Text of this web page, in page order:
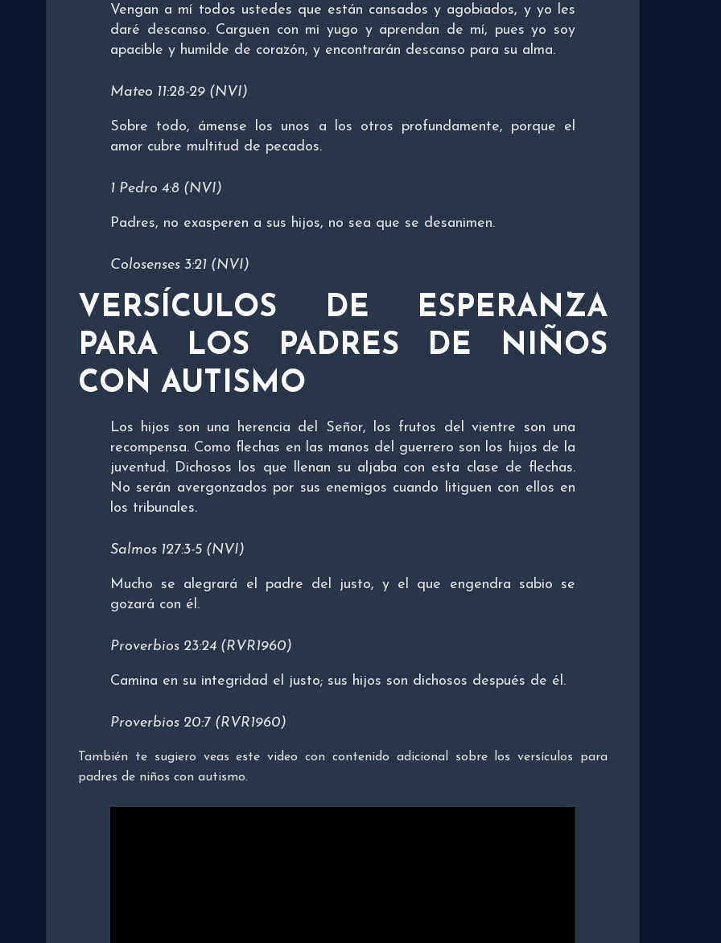
Vengan a mí todos ustedes que están cansados y agobiados, y yo les
daré descanso. Carguen con mi yugo y aprendan de mí, pues yo soy
apacible y humilde de corazón, y encontrarán descanso para su alma.
Mateo 11:28-29 (NVI)
Sobre todo, ámense los unos a los otros profundamente, porque el
amor cubre multitud de pecados.
1 Pedro 4:8 (NVI)
Padres, no exasperen a sus hijos, no sea que se desanimen.
Colosenses 3:21 (NVI)
VERSÍCULOS DE ESPERANZA
PARA LOS PADRES DE NIÑOS
CON AUTISMO
Los hijos son una herencia del Señor, los frutos del vientre son una
recompensa. Como flechas en las manos del guerrero son los hijos de la
juventud. Dichosos los que llenan su aljaba con esta clase de flechas.
No serán avergonzados por sus enemigos cuando litiguen con ellos en
los tribunales.
Salmos 127:3-5 (NVI)
Mucho se alegrará el padre del justo, y el que engendra sabio se
gozará con él.
Proverbios 23:24 (RVR1960)
Camina en su integridad el justo; sus hijos son dichosos después de él.
Proverbios 20:7 (RVR1960)
También te sugiero veas este video con contenido adicional sobre los versículos para
padres de niños con autismo.